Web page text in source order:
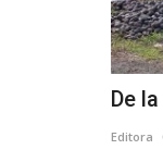
De
Editora